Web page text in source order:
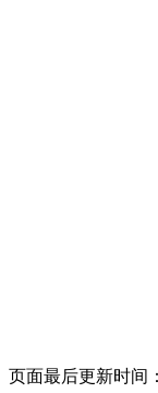
页面最后更新时间